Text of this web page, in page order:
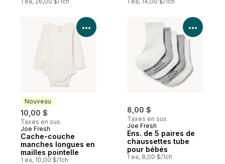
Nouveau
10,00 $
Taxes en sus
Nouveau
Joe Fresh
Cache-couche
manches longues en
mailles pointelle
1 ea, 10,00 $/1ch
Voir les détails du produit
8,00 $
Taxes en sus
Joe Fresh
Ens. de 5 paires de
chaussettes tube
pour bébés
1 ea, 8,00 $/1ch
Voir